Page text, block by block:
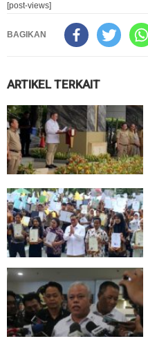
[post-views]
BAGIKAN
ARTIKEL TERKAIT